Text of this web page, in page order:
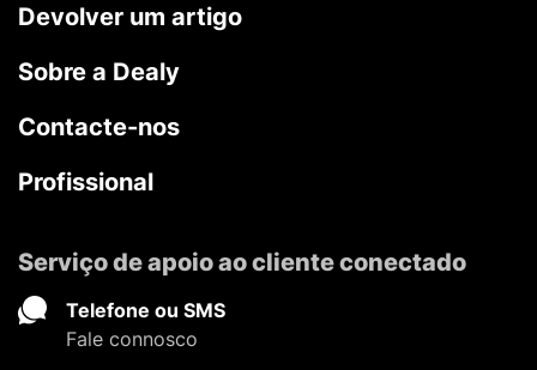
Devolver um artigo
Sobre a Dealy
Contacte-nos
Profissional
Serviço de apoio ao cliente conectado
Telefone ou SMS
Fale connosco